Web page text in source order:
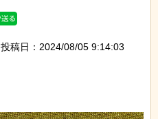
投稿日：2024/08/05 9:14:03